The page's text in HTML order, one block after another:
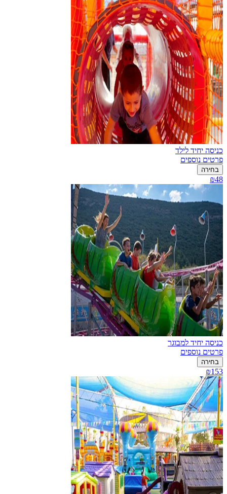
כניסה יחיד לילד
פרטים נוספים
בחירה
₪48
כניסה יחיד למבוגר
פרטים נוספים
בחירה
₪153